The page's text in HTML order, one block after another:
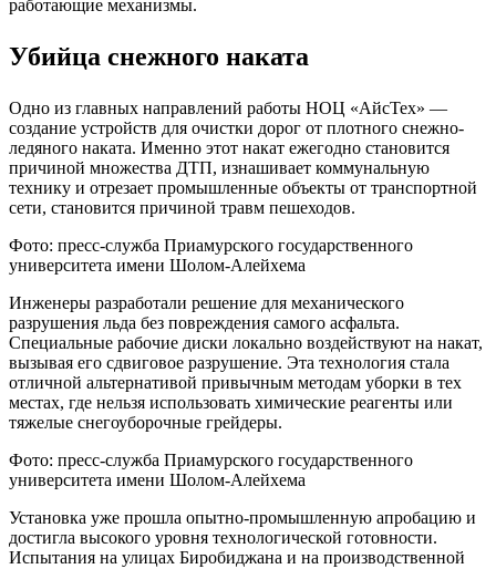
работающие механизмы.
Убийца снежного наката
Одно из главных направлений работы НОЦ «АйсТех» —
создание устройств для очистки дорог от плотного снежно-
ледяного наката. Именно этот накат ежегодно становится
причиной множества ДТП, изнашивает коммунальную
технику и отрезает промышленные объекты от транспортной
сети, становится причиной травм пешеходов.
Фото: пресс-служба Приамурского государственного
университета имени Шолом-Алейхема
Инженеры разработали решение для механического
разрушения льда без повреждения самого асфальта.
Специальные рабочие диски локально воздействуют на накат,
вызывая его сдвиговое разрушение. Эта технология стала
отличной альтернативой привычным методам уборки в тех
местах, где нельзя использовать химические реагенты или
тяжелые снегоуборочные грейдеры.
Фото: пресс-служба Приамурского государственного
университета имени Шолом-Алейхема
Установка уже прошла опытно-промышленную апробацию и
достигла высокого уровня технологической готовности.
Испытания на улицах Биробиджана и на производственной